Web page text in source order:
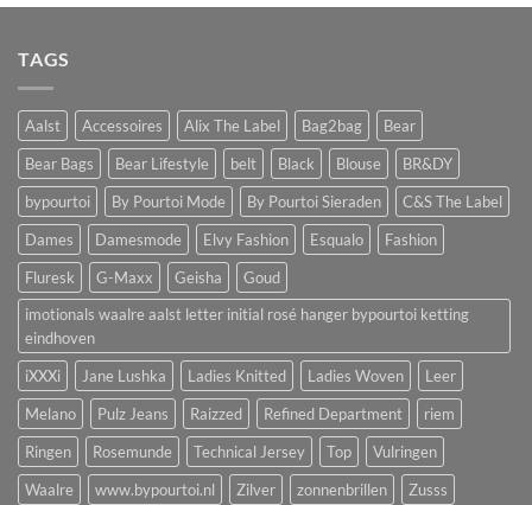
TAGS
Aalst Accessoires Alix The Label Bag2bag
Bear
Bear Bags
Bear Lifestyle belt Black Blouse
BR&DY
bypourtoi
By Pourtoi Mode By Pourtoi Sieraden
C&S The Label
Dames
Damesmode Elvy Fashion Esqualo
Fashion
Fluresk
G-Maxx Geisha
Goud
imotionals waalre aalst letter initial rosé hanger bypourtoi ketting
eindhoven
iXXXi
Jane Lushka Ladies Knitted Ladies Woven
Leer
Melano
Pulz Jeans Raizzed Refined Department
riem
Ringen
Rosemunde Technical Jersey Top
Vulringen
Waalre
www.bypourtoi.nl Zilver zonnenbrillen Zusss